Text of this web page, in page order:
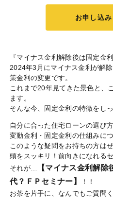
お申し込み
『マイナス金利解除後は固定金
2024年3月にマイナス金利が解
策金利の変更です。
これまで20年見てきた景色と、
ます。
そんな今、固定金利の特徴をし
自分に合った住宅ローンの選び
変動金利・固定金利の仕組みに
このような疑問をお持ちの方は
頭をスッキリ！前向きになれる
それが…
【マイナス金利解
代？ＦＰセミナー】
！！
お茶を片手に、なんでもご質問